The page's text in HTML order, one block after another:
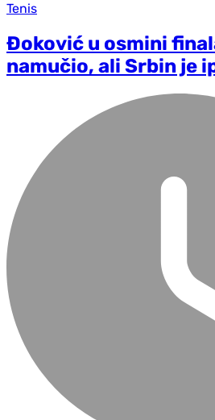
Tenis
Đoković u osmini
namučio, ali Srbin je